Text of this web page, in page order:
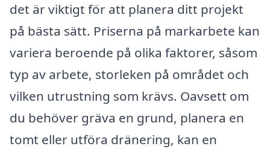
det är viktigt för att planera ditt projekt
på bästa sätt. Priserna på markarbete kan
variera beroende på olika faktorer, såsom
typ av arbete, storleken på området och
vilken utrustning som krävs. Oavsett om
du behöver gräva en grund, planera en
tomt eller utföra dränering, kan en